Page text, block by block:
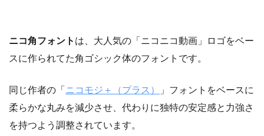
ニコ角フォント は、大人気の「ニコニコ動画」ロゴをベー
スに作られてた角ゴシック体のフォントです。
同じ作者の「 ニコモジ＋（プラス）
」フォントをベースに
柔らかな丸みを減少させ、代わりに独特の安定感と力強さ
を持つよう調整されています。